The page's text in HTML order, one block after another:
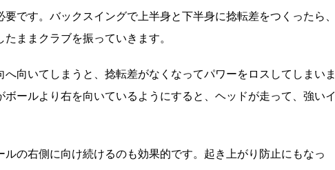
です。バックスイングで上半身と下半身に捻転差をつくったら、
ままクラブを振っていきます。
向いてしまうと、捻転差がなくなってパワーをロスしてしまいま
ールより右を向いているようにすると、ヘッドが走って、強いイ
の右側に向け続けるのも効果的です。起き上がり防止にもなっ